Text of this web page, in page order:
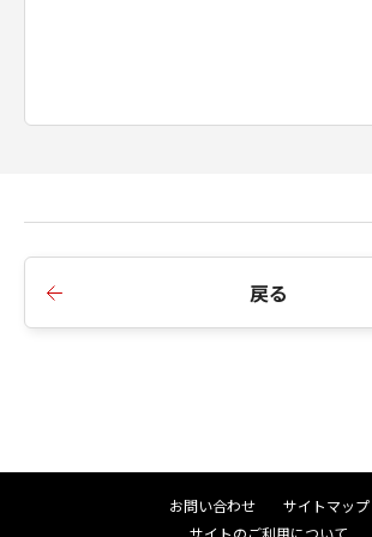
戻る
お問い合わせ
サイトマップ
サイトのご利用について